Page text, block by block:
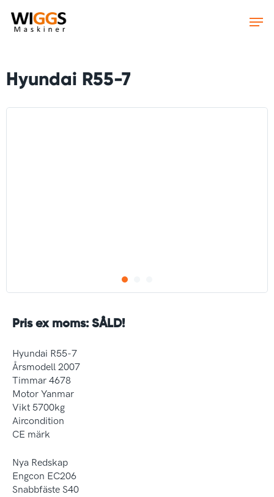
main
Hyundai R55-7
Pris ex moms: SÅLD!
Hyundai R55-7
Årsmodell 2007
Timmar 4678
Motor Yanmar
Vikt 5700kg
Aircondition
CE märk
Nya Redskap
Engcon EC206
Snabbfäste S40